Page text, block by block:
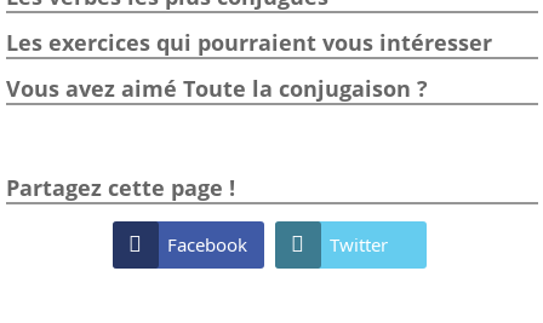
Les exercices qui pourraient vous intéresser
Vous avez aimé Toute la conjugaison ?
Partagez cette page !
 Facebook  Twitter